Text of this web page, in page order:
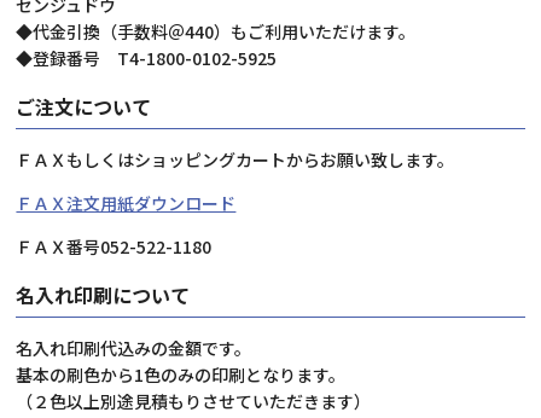
◆代金引換（手数料＠440）もご利用いただけます。
◆登録番号 T4-1800-0102-5925
ご注文について
ＦＡＸもしくはショッピングカートからお願い致します。
ＦＡＸ注文用紙ダウンロード
ＦＡＸ番号052-522-1180
名入れ印刷について
名入れ印刷代込みの金額です。
基本の刷色から1色のみの印刷となります。
（２色以上別途見積もりさせていただきます）